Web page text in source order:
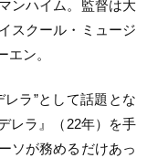
ンハイム。監督は大
スクール・ミュージ
ン。
ラ”として話題とな
レラ』（22年）を手
ソが務めるだけあっ